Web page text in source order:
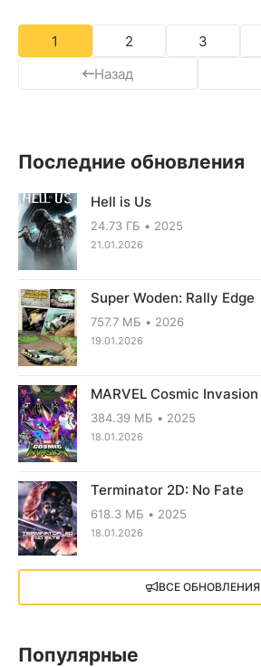
Назад
1 2 3
Последние обновления
Hell is Us
24.73 ГБ 2025
21.01.2026
Super Woden: Rally Edge
757.7 МБ 2026
19.01.2026
MARVEL Cosmic Invasion
384.39 МБ 2025
18.01.2026
Terminator 2D: No Fate
618.3 МБ 2025
18.01.2026
X4: Foundations (2018)
13.73 GB 2018
ВСЕ ОБНОВЛЕНИЯ
Популярные